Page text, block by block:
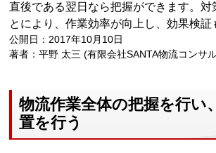
直後である翌日なら把握ができます。対
とにより、作業効率が向上し、効果検証
公開日：2017年10月10日
著者：平野 太三 (有限会社SANTA物流コンサ
物流作業全体の把握を行い
置を行う